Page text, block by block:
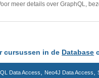
meer details over GraphQL,
cursussen in de Database
Data Access Neo4J Data Access ,